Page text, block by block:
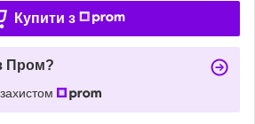
Купити з
Пром?